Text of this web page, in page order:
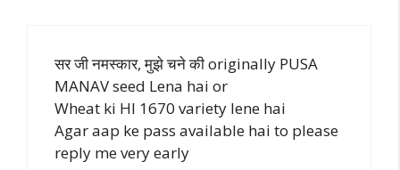
सर जी नमस्कार, मुझे चने की originally PUSA
MANAV seed Lena hai or
Wheat ki HI 1670 variety lene hai
Agar aap ke pass available hai to please
reply me very early